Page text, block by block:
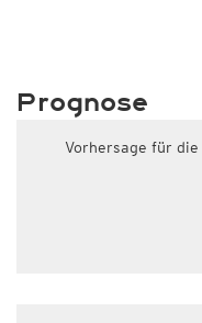
Prognose
Vorhersage für